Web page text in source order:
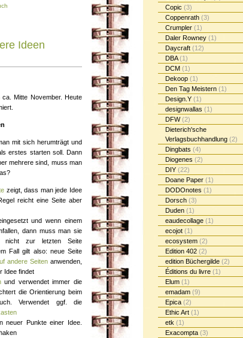
Ideen
Mitte November. Heute
mit sich herumträgt und
erstes starten soll. Dann
mehrere sind, muss man
zeigt, dass man jede Idee
reicht eine Seite aber
und wenn einem
dann muss man sie
nicht zur letzten Seite
Fall gilt also: neue Seite
andere Seiten anwenden,
Idee findet
und verwendet immer die
die Orientierung beim
Verwendet ggf. die
neuer Punkte einer Idee.
Copic (3)
Coppenrath (3)
Crumpler (1)
Daler Rowney (1)
Daycraft (12)
DBA(1)
DCM (1)
Dekoop (1)
Den Tag Meistern (1)
Design.Y (1)
designwallas (1)
DFW(2)
Dieterich'sche
Verlagsbuchhandlung (2)
Dingbats (4)
Diogenes (2)
DIY (22)
Doane Paper (1)
DODOnotes (1)
Dorsch (3)
Duden (1)
eaudecollage (1)
ecojot (1)
ecosystem (2)
Edition 402 (2)
edition Büchergilde (2)
Éditions du livre (1)
Elum (1)
emadam (9)
Epica (2)
Ethic Art (1)
etk (1)
Exacompta (3)